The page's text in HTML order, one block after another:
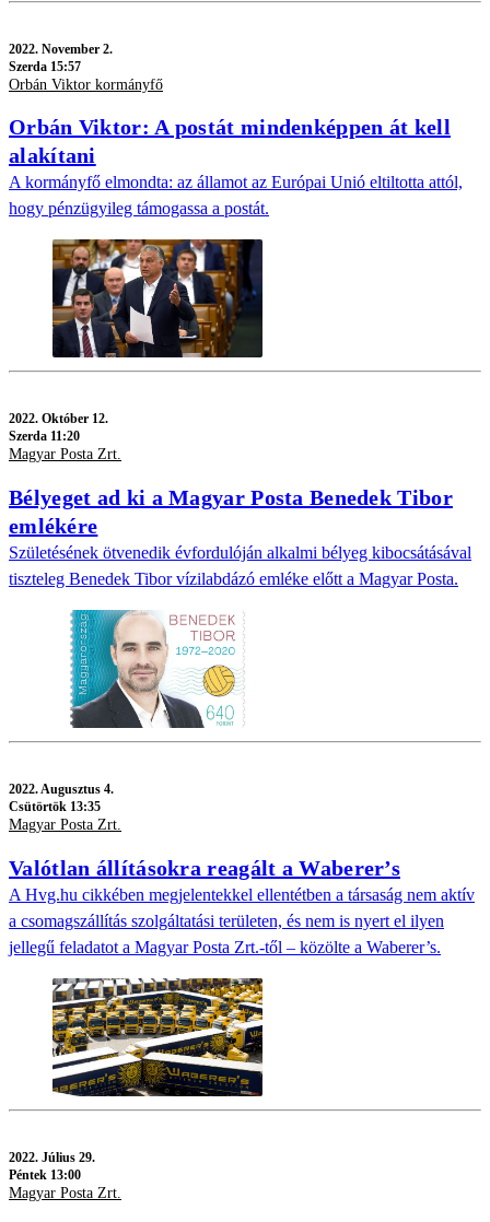
2022. November 2.
Szerda 15:57
Orbán Viktor kormányfő
Orbán Viktor: A postát mindenképpen át kell
alakítani
A kormányfő elmondta: az államot az Európai Unió eltiltotta attól,
hogy pénzügyileg támogassa a postát.
2022. Október 12.
Szerda 11:20
Magyar Posta Zrt.
Bélyeget ad ki a Magyar Posta Benedek Tibor
emlékére
Születésének ötvenedik évfordulóján alkalmi bélyeg kibocsátásával
tiszteleg Benedek Tibor vízilabdázó emléke előtt a Magyar Posta.
2022.Augusztus 4.
Csütörtök 13:35
Magyar Posta Zrt.
Valótlan állításokra reagált a Waberer’s
A Hvg.hu cikkében megjelentekkel ellentétben a társaság nem aktív
a csomagszállítás szolgáltatási területen, és nem is nyert el ilyen
jellegű feladatot a Magyar Posta Zrt.-től – közölte a Waberer’s.
2022. Július 29.
Péntek 13:00
Magyar Posta Zrt.